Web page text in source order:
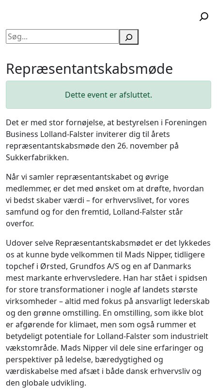
Søg
Repræsentantskabsmøde
Dette event er afsluttet.
Det er med stor fornøjelse, at bestyrelsen i Foreningen
Business Lolland-Falster inviterer dig til årets
repræsentantskabsmøde den 26. november på
Sukkerfabrikken.
Når vi samler repræsentantskabet og øvrige
medlemmer, er det med ønsket om at drøfte, hvordan
vi bedst skaber værdi – for erhvervslivet, for vores
samfund og for den fremtid, Lolland-Falster står
overfor.
Udover selve Repræsentantskabsmødet er det lykkedes
os at kunne byde velkommen til Mads Nipper, tidligere
topchef i Ørsted, Grundfos A/S og en af Danmarks
mest markante erhvervsledere. Han har stået i spidsen
for store transformationer i nogle af landets største
virksomheder – altid med fokus på ansvarligt lederskab
og den grønne omstilling. En omstilling, som ikke blot
er afgørende for klimaet, men som også rummer et
betydeligt potentiale for Lolland-Falster som industrielt
vækstområde. Mads Nipper vil dele sine erfaringer og
perspektiver på ledelse, bæredygtighed og
værdiskabelse med afsæt i både dansk erhvervsliv og
den globale udvikling.